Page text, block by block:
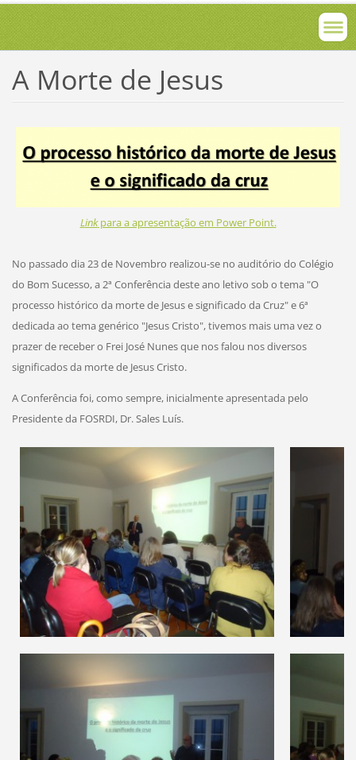
A Morte de Jesus
Linkpara a apresentação em Power Point.
No passado dia 23 de Novembro realizou-se no auditório do Colégio
do Bom Sucesso, a 2ª Conferência deste ano letivo sob o tema "O
processo histórico da morte de Jesus e significado da Cruz" e 6ª
dedicada ao tema genérico "Jesus Cristo", tivemos mais uma vez o
prazer de receber o Frei José Nunes que nos falou nos diversos
significados da morte de Jesus Cristo.
A Conferência foi, como sempre, inicialmente apresentada pelo
Presidente da FOSRDI, Dr. Sales Luís.